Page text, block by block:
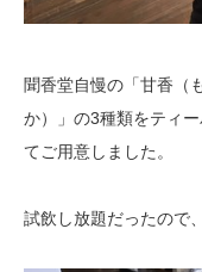
聞香堂自慢の「甘香（
か）」の3種類をティ
てご用意しました。
試飲し放題だったので